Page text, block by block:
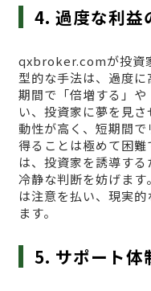
4. 過度な利益
qxbroker.comが投資
型的な手法は、過度
期間で「倍増する」
い、投資家に夢を見
動性が高く、短期間
得ることは極めて困
は、投資家を誘導する
冷静な判断を妨げま
は注意を払い、現実
ます。
5. サポート体